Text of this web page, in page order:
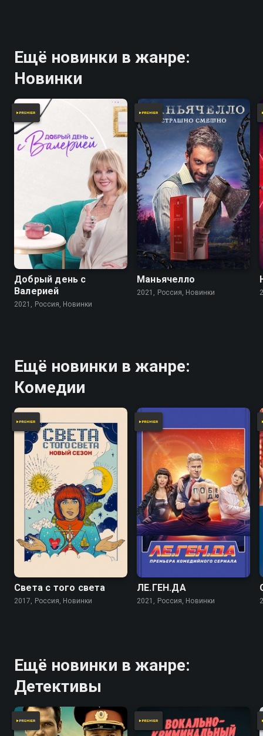
Ещё новинки в жанре:
Новинки
Добрый день с
Валерией
2021, Россия, Новинки
Маньячелло
2021, Россия, Новинки
Ещё новинки в жанре:
Комедии
Света с того света
2017, Россия, Новинки
5.6
ЛЕ.ГЕН.ДА
2021, Россия, Новинки
Ещё новинки в жанре:
Детективы